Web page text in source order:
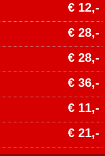
€ 12,-
€ 28,-
€ 28,-
€ 36,-
€ 11,-
€ 21,-